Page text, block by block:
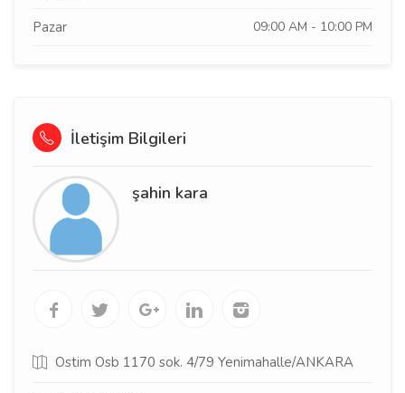
Pazar 09:00 AM - 10:00 PM
İletişim Bilgileri
şahin kara
Ostim Osb 1170 sok. 4/79 Yenimahalle/ANKARA